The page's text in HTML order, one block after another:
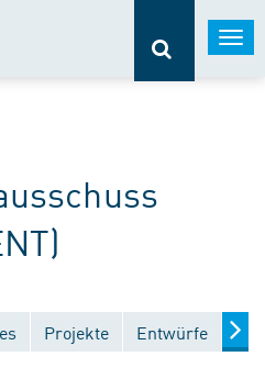
Projekte Entwürfe